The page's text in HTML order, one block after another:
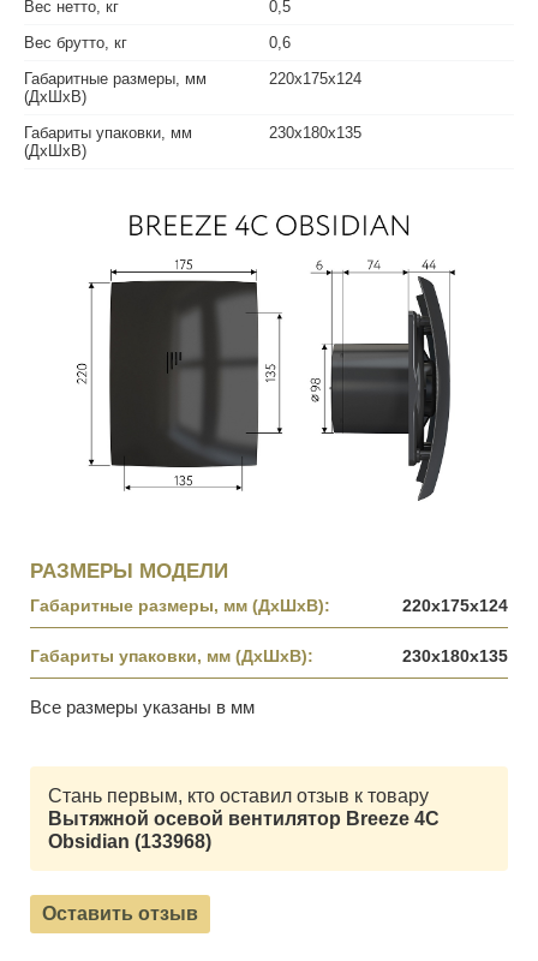
Вес нетто, кг
0,5
Вес брутто, кг
0,6
Габаритные размеры, мм
(ДхШхВ)
220х175х124
Габариты упаковки, мм
(ДхШхВ)
230х180х135
РАЗМЕРЫ МОДЕЛИ
Габаритные размеры, мм (ДхШхВ): 220х175х124
Габариты упаковки, мм (ДхШхВ): 230х180х135
Все размеры указаны в мм
Стань первым, кто оставил отзыв к товару
Вытяжной осевой вентилятор Breeze 4C
Obsidian (133968)
Оставить отзыв